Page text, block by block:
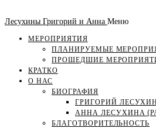
Лесухины Григорий и Анна Меню
МЕРОПРИЯТИЯ
ПЛАНИРУЕМЫЕ
ПРОШЕДШИЕ
КРАТКО
О НАС
БИОГРАФИЯ
ГРИГОРИЙ
АННА ЛЕСУХИНА
БЛАГОТВОРИТЕЛЬНОСТЬ